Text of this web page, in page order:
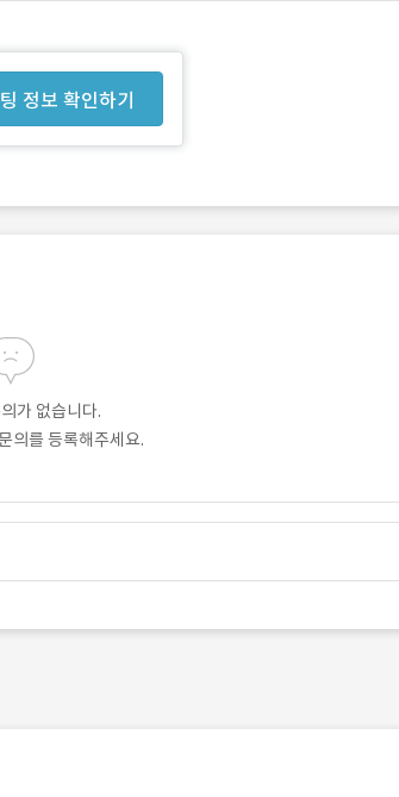
정보 확인하기
가 없습니다.
의를 등록해주세요.